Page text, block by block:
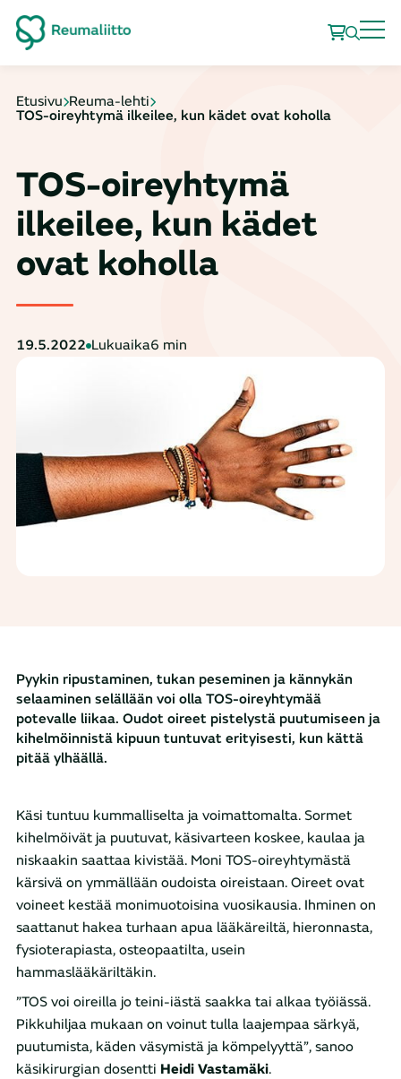
Etusivu Reuma-lehti
TOS-oireyhtymä ilkeilee, kun kädet ovat koholla
TOS-oireyhtymä
ilkeilee, kun kädet
ovat koholla
19.5.2022 Lukuaika6 min
Pyykin ripustaminen, tukan peseminen ja kännykän
selaaminen selällään voi olla TOS-oireyhtymää
potevalle liikaa. Oudot oireet pistelystä puutumiseen ja
kihelmöinnistä kipuun tuntuvat erityisesti, kun kättä
pitää ylhäällä.
Käsi tuntuu kummalliselta ja voimattomalta. Sormet
kihelmöivät ja puutuvat, käsivarteen koskee, kaulaa ja
niskaakin saattaa kivistää. Moni TOS-oireyhtymästä
kärsivä on ymmällään oudoista oireistaan. Oireet ovat
voineet kestää monimuotoisina vuosikausia. Ihminen on
saattanut hakea turhaan apua lääkäreiltä, hieronnasta,
fysioterapiasta, osteopaatilta, usein
hammaslääkäriltäkin.
”TOS voi oireilla jo teini-iästä saakka tai alkaa työiässä.
Pikkuhiljaa mukaan on voinut tulla laajempaa särkyä,
puutumista, käden väsymistä ja kömpelyyttä”, sanoo
käsikirurgian dosentti Heidi Vastamäki.